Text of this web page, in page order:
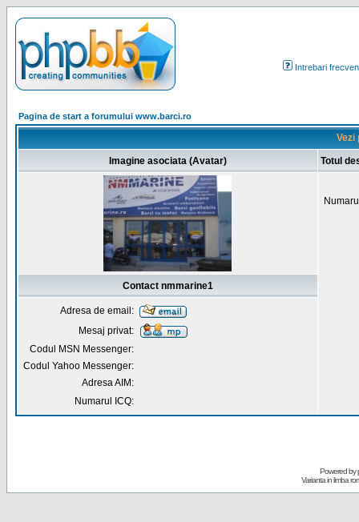
Intrebari
Pagina de start a forumului www.barci.ro
Vezi
Imagine asociata (Avatar) Totul
Contact nmmarine1
Adresa de email:
Mesaj privat:
Codul MSN Messenger:
Codul Yahoo Messenger:
Adresa AIM:
Numarul ICQ:
Powered by
Varianta in limba